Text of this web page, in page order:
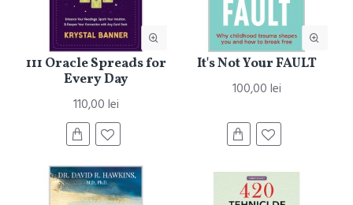
111 Oracle Spreads for
Every Day
110,00 lei
It's Not Your FAULT
100,00 lei